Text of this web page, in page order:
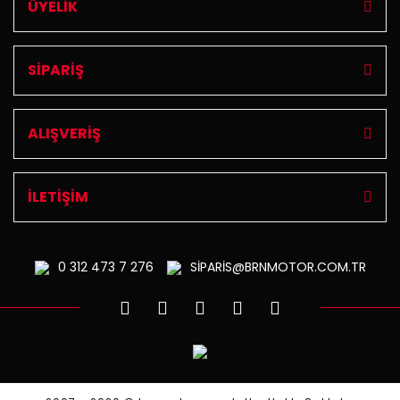
ÜYELİK
SİPARİŞ
ALIŞVERİŞ
İLETİŞİM
0 312473 7 276 SİPARİS@BRNMOTOR.COM.TR